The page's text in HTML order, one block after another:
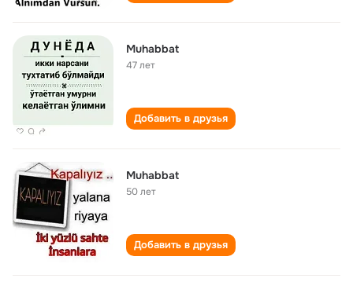
Muhabbat
47 лет
Добавить в друзья
Muhabbat
50 лет
Добавить в друзья